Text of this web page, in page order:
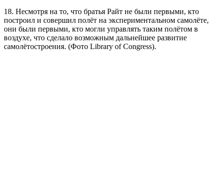
18. Несмотря на то, что братья Райт не были первыми, кто
построил и совершил полёт на экспериментальном самолёте,
они были первыми, кто могли управлять таким полётом в
воздухе, что сделало возможным дальнейшее развитие
самолётостроения. (Фото Library of Congress).